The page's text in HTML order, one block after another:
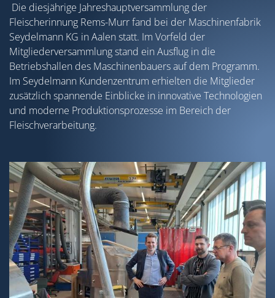
Die diesjährige Jahreshauptversammlung der
Fleischerinnung Rems-Murr fand bei der Maschinenfabrik
Seydelmann KG in Aalen statt. Im Vorfeld der
Mitgliederversammlung stand ein Ausflug in die
Betriebshallen des Maschinenbauers auf dem Programm.
Im Seydelmann Kundenzentrum erhielten die Mitglieder
zusätzlich spannende Einblicke in innovative Technologien
und moderne Produktionsprozesse im Bereich der
Fleischverarbeitung.